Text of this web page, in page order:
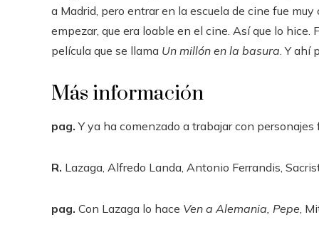
a Madrid, pero entrar en la escuela de cine fue
empezar, que era loable en el cine. Así que lo hice.
película que se llama Un millón en la basura . Y
Más información
pag. Y ya ha comenzado a trabajar con personajes
R. Lazaga, Alfredo Landa, Antonio Ferrandis,
pag. Con Lazaga lo hace Ven a Alemania, Pepe ,